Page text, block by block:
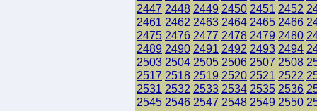
2447 2448 2449 2450 2451 2452
2461 2462 2463 2464 2465 2466
2475 2476 2477 2478 2479 2480
2489 2490 2491 2492 2493 2494
2503 2504 2505 2506 2507 2508
2517 2518 2519 2520 2521 2522
2531 2532 2533 2534 2535 2536
2545 2546 2547 2548 2549 2550